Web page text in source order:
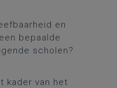
en
bepaalde
scholen?
kader van het